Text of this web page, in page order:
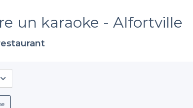
un karaoke - Alfortville